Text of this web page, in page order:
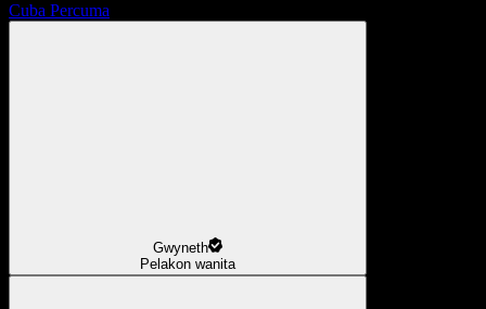
Cuba Percuma
Gwyneth
Pelakon wanita